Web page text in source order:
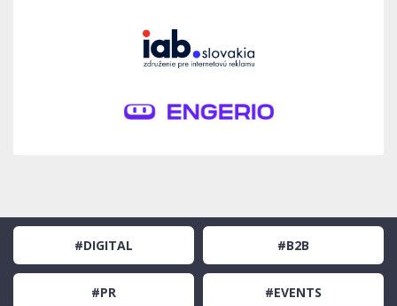
#DIGITAL #B2B
#PR #EVENTS